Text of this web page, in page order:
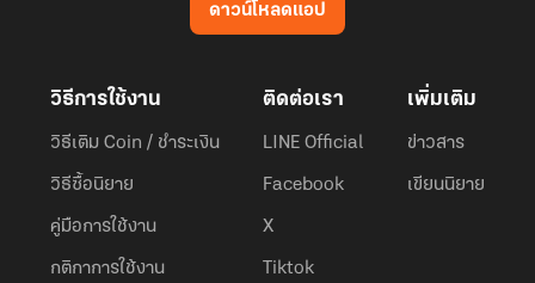
ดาวน์โหลดแอป
วิธีการใช้งาน
วิธีเติม Coin / ชำระเงิน
วิธีซื้อนิยาย
คู่มือการใช้งาน
กติกาการใช้งาน
ติดต่อเรา
LINE Official
Facebook
X
Tiktok
เพิ่มเติม
ข่าวสาร
เขียนนิยาย